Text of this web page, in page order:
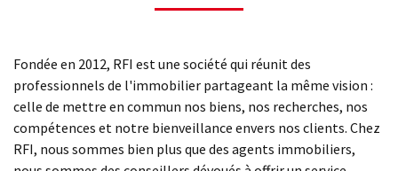
Fondée en 2012, RFI est une société qui réunit des
professionnels de l'immobilier partageant la même vision :
celle de mettre en commun nos biens, nos recherches, nos
compétences et notre bienveillance envers nos clients. Chez
RFI, nous sommes bien plus que des agents immobiliers,